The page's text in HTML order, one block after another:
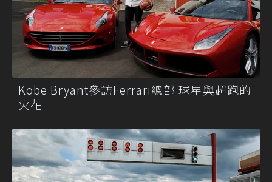
Kobe Bryant參訪Ferrari總部 球星與超跑的
火花